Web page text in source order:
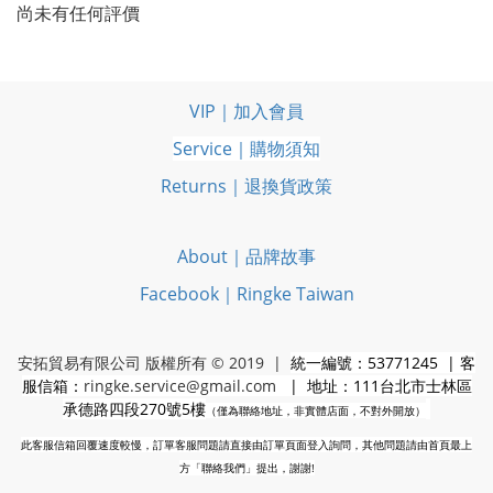
尚未有任何評價
VIP｜加入會員
Service｜購物須知
Returns｜退換貨政策
About｜品牌故事
Facebook｜Ringke Taiwan
安拓貿易有限公司 版權所有 © 2019 | 統一編號：53771245 | 客
服信箱： ringke.service@gmail.com | 地址：111台北市士林區
承德路四段270號5樓 （僅為聯絡地址，非實體店面，不對外開放）
此客服信箱回覆速度較慢，訂單客服問題請直接由訂單頁面登入詢問，其他問題請由首頁最上
方「聯絡我們」提出，謝謝!